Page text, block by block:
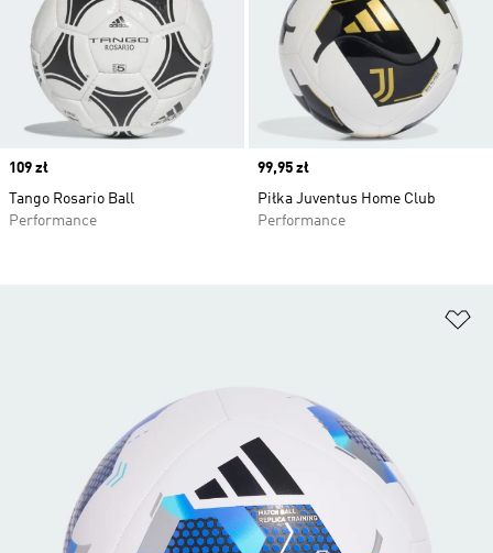
Price
109 zł
Tango Rosario Ball
Performance
Price
99,95 zł
Piłka Juventus Home Club
Performance